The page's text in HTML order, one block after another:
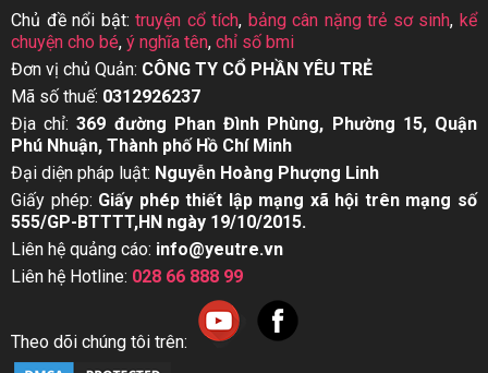
Chủ đề nổi bật:truyện cổ tích, bảng cân nặng trẻ sơ sinh,kể
chuyện cho bé, ý nghĩa tên, chỉ số bmi
Đơn vị chủ Quản: CÔNG TY CỔ PHẦN YÊU TRẺ
Mã số thuế: 0312926237
Địa chỉ:369 đường Phan Đình Phùng, Phường 15, Quận
Phú Nhuận, Thành phố Hồ Chí Minh
Đại diện pháp luật: Nguyễn Hoàng Phượng Linh
Giấy phép: Giấy phép thiết lập mạng xã hội trên mạng số
555/GP-BTTTT,HN ngày 19/10/2015.
Liên hệ quảng cáo: info@yeutre.vn
Liên hệ Hotline: 028 66 888 99
Theo dõi chúng tôi trên: